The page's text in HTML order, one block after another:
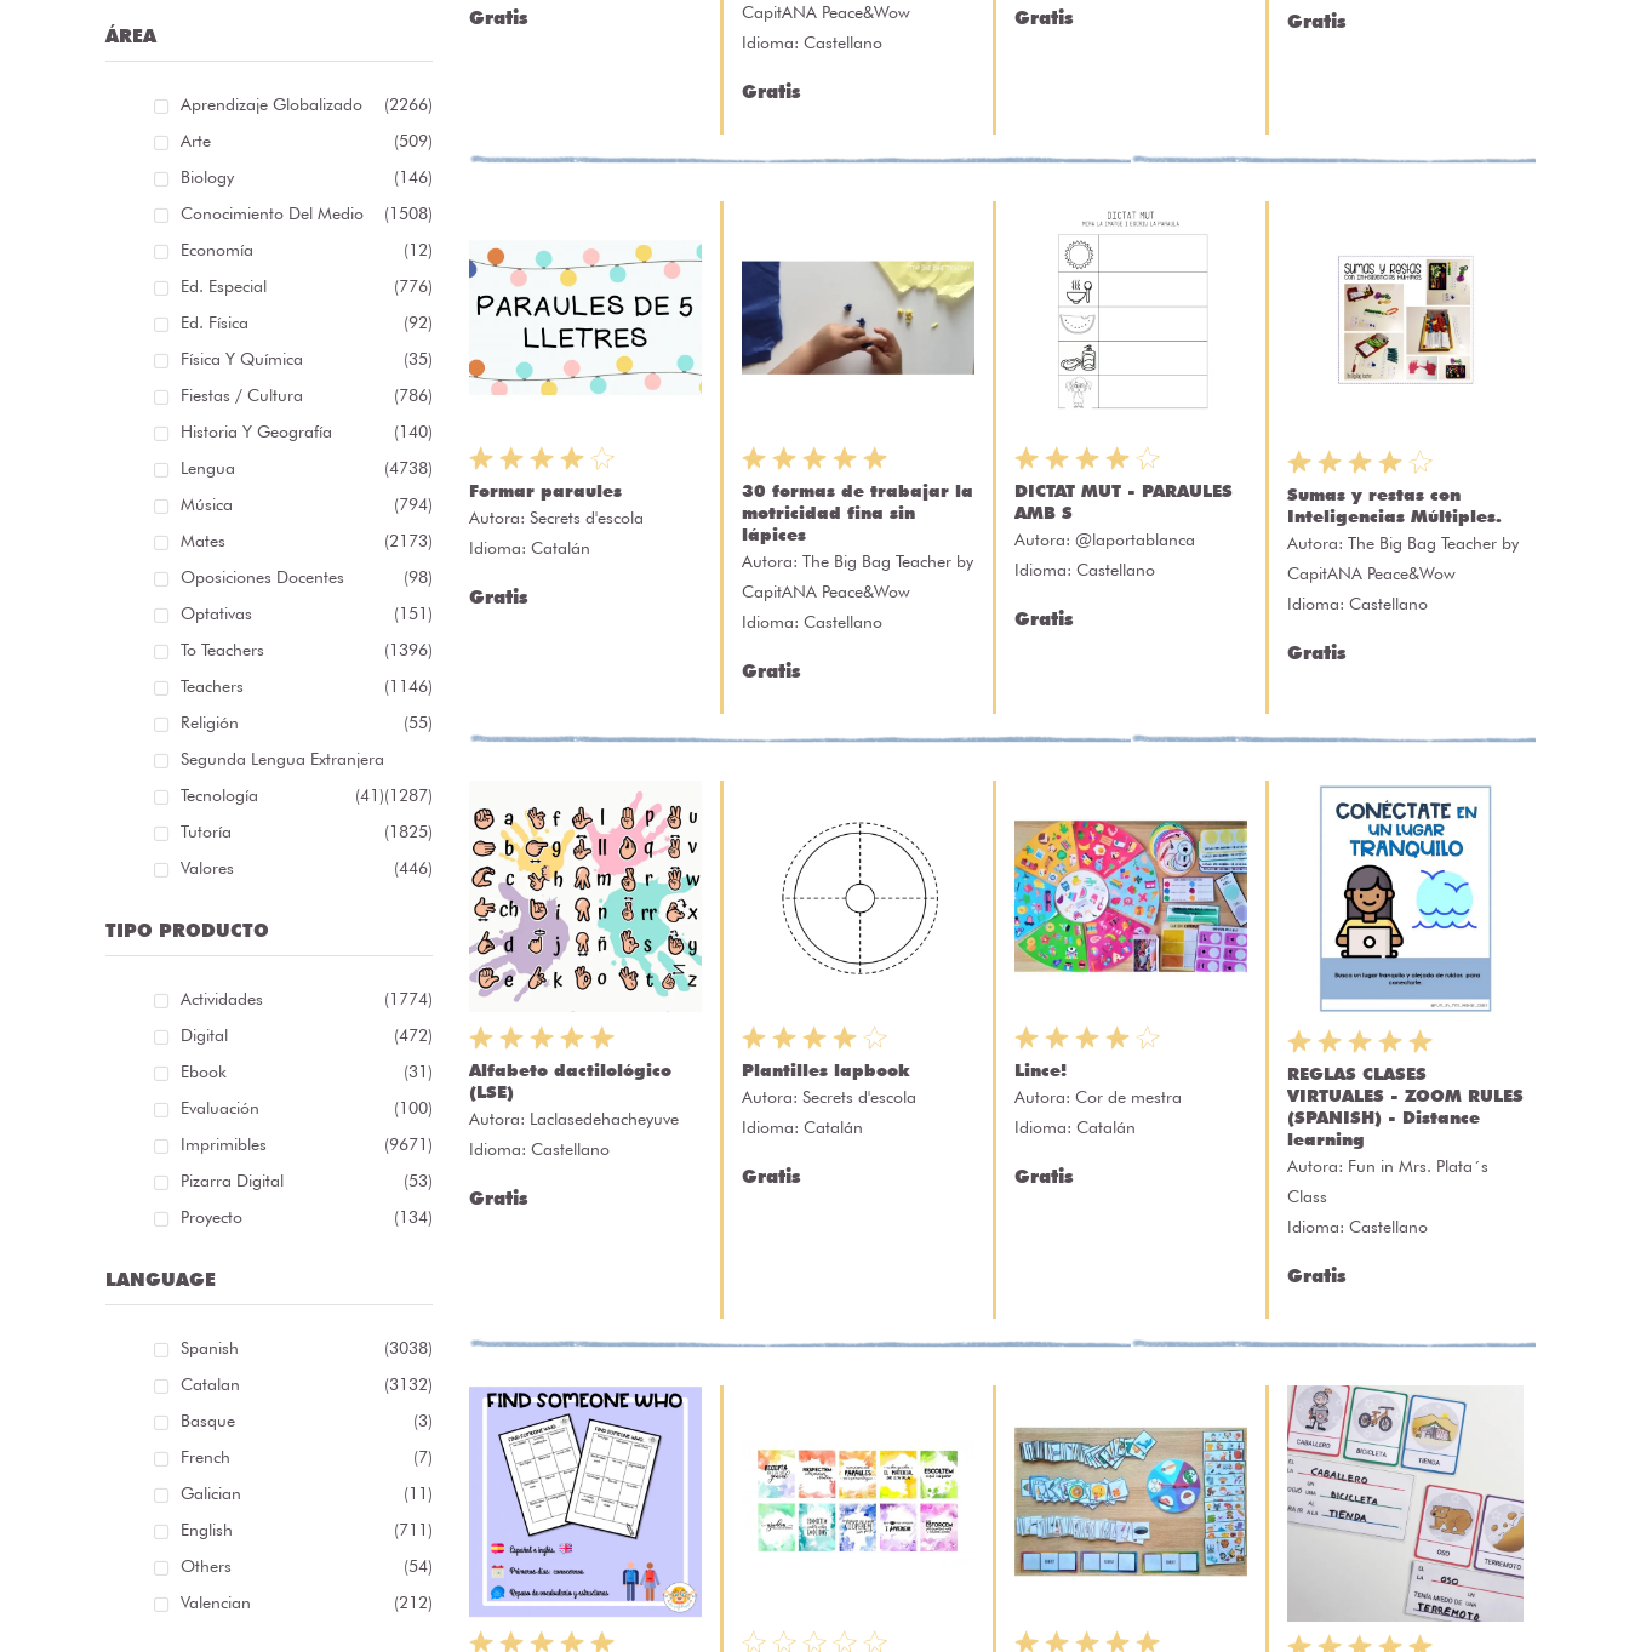
ÁREA
Aprendizaje Globalizado
(2266)
Arte
(509)
Biology
(146)
Conocimiento Del Medio
(1508)
Economía
(12)
Ed. Especial
(776)
Ed. Física
(92)
Física Y Química
(35)
Fiestas / Cultura
(786)
Historia Y Geografía
(140)
Lengua
(4738)
Música
(794)
Mates
(2173)
Oposiciones Docentes
(98)
Optativas
(151)
To Teachers
(1396)
Teachers
(1146)
Religión
(55)
Segunda Lengua Extranjera
(1287)
Tecnología
(41)
Tutoría
(1825)
Valores
(446)
TIPO PRODUCTO
Actividades
(1774)
Digital
(472)
Ebook
(31)
Evaluación
(100)
Imprimibles
(9671)
Pizarra Digital
(53)
Proyecto
(134)
LANGUAGE
Spanish
(3038)
Catalan
(3132)
Basque
(3)
French
(7)
Galician
(11)
English
(711)
Others
(54)
Valencian
(212)
Gratis
CapitANA Peace&Wow
Idioma: Castellano
Gratis
Gratis Gratis
Formar paraules
Autora: Secrets d'escola
Idioma: Catalán
Gratis
30 formas de trabajar la
motricidad fina sin
lápices
Autora: The Big Bag Teacher by
CapitANA Peace&Wow
Idioma: Castellano
Gratis
DICTAT MUT - PARAULES
AMB S
Autora: @laportablanca
Idioma: Castellano
Gratis
Sumas y restas con
Inteligencias Múltiples.
Autora: The Big Bag Teacher by
CapitANA Peace&Wow
Idioma: Castellano
Gratis
Alfabeto dactilológico
(LSE)
Autora: Laclasedehacheyuve
Idioma: Castellano
Gratis
Plantilles lapbook
Autora: Secrets d'escola
Idioma: Catalán
Gratis
Lince!
Autora: Cor de mestra
Idioma: Catalán
Gratis
REGLAS CLASES
VIRTUALES - ZOOM RULES
(SPANISH) - Distance
learning
Autora: Fun in Mrs. Plata´s
Class
Idioma: Castellano
Gratis